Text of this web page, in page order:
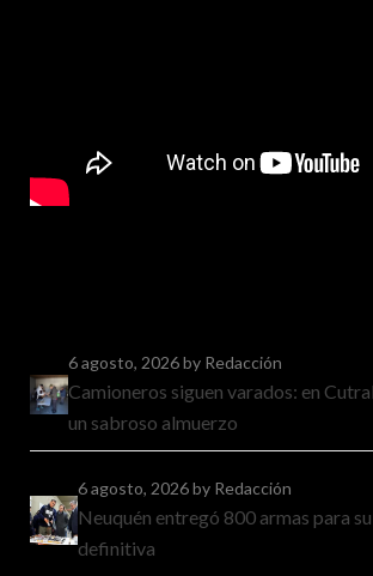
6 agosto, 2026by Redacción
Camioneros siguen varados: en
un sabroso almuerzo
6 agosto, 2026by Redacción
Neuquén entregó 800 armas para
definitiva